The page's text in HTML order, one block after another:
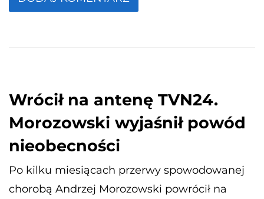
Wrócił na antenę TVN24.
Morozowski wyjaśnił powód
nieobecności
Po kilku miesiącach przerwy spowodowanej
chorobą Andrzej Morozowski powrócił na